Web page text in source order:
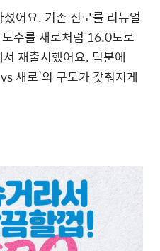
어요. 기존 진로를 리뉴얼
수를 새로처럼 16.0도로
재출시했어요. 덕분에
새로’의 구도가 갖춰지게